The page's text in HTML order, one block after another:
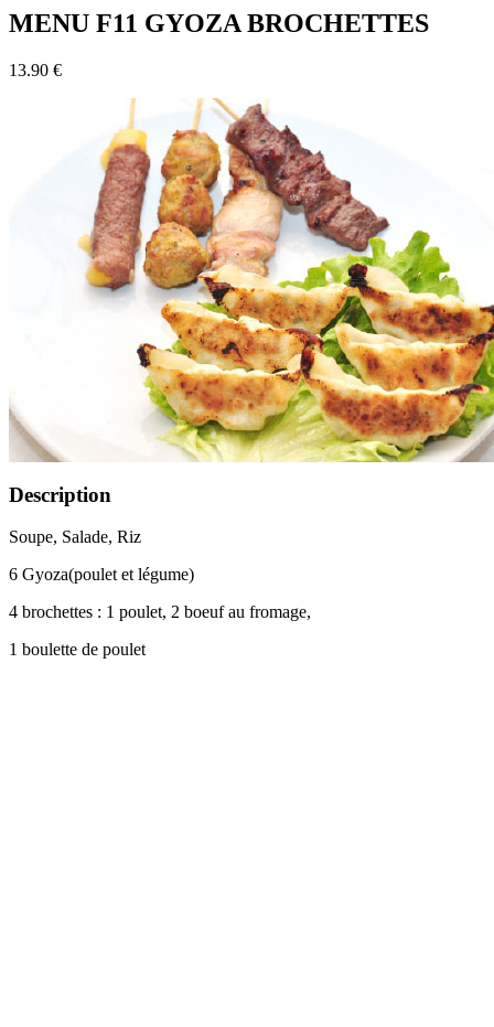
MENU F11 GYOZA BROCHETTES
13.90 €
Description
Soupe, Salade, Riz
6 Gyoza(poulet et légume)
4 brochettes : 1 poulet, 2 boeuf au fromage,
1 boulette de poulet